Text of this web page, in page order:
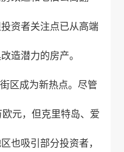
资者关注点已从高端
造潜力的房产。
区成为新热点。尽管
元，但克里特岛、爱
也吸引部分投资者，